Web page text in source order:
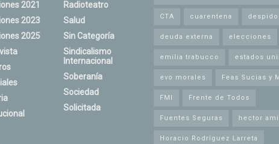
2021
2023
2025
Radioteatro
Salud
Sin Categoría
Sindicalismo
Internacional
Soberanía
Sociedad
Solicitada
CTA cuarentena
deuda externa elecciones
emilia trabucco estados
evo morales Feas Sucias y
FMI Frente de Todos
Fuentes Seguras hector
Horacio Rodríguez Larreta